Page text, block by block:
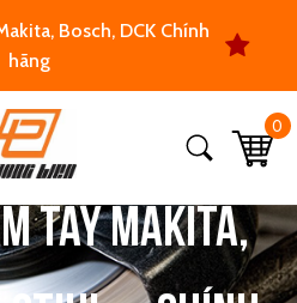
Bosch, DCK Chính
hãng
0
tay Makita,